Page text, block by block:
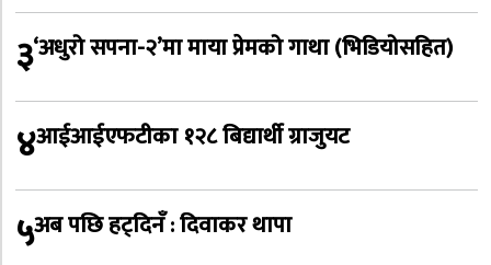
३‘अधुरो सपना-२’मा माया प्रेमको गाथा (भिडियोसहित)
४आईआईएफटीका १२८ बिद्यार्थी ग्राजुयट
५अब पछि हट्दिनँ : दिवाकर थापा